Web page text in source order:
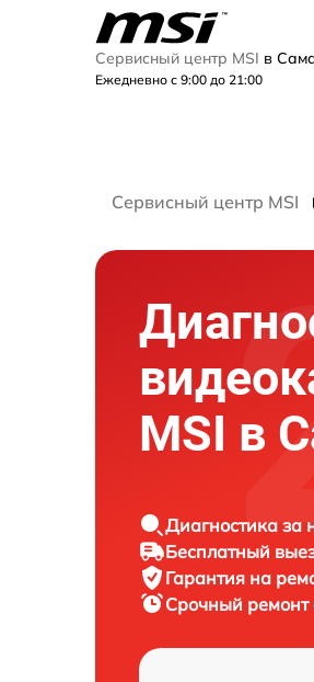
Сервисный центр MSI в
Ежедневно с 9:00 до 21:00
Сервисный центр MSI
MSI в
Диагностика за
Бесплатный
Гарантия на
Срочный ремонт